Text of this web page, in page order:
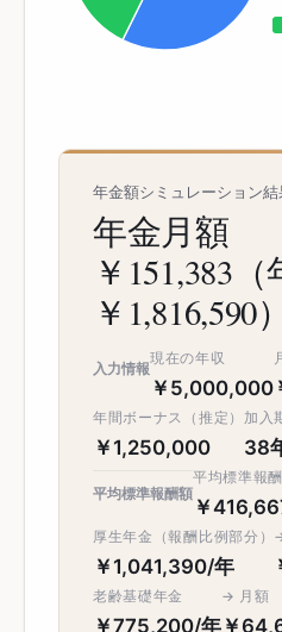
年金額シミュレーション結
年金月額
￥151,383
￥1,816,590）
入力情報
現在の年収
￥5,000,000
年間ボーナス（推定）
￥1,250,000
加入
38
平均標準報酬額
平均標準報
￥
厚生年金（報酬比例部分）
￥1,041,390/年
老齢基礎年金
￥775,200/年
→ 月額
￥